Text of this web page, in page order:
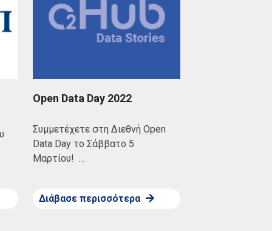
Open Data Day 2022
Συμμετέχετε στη Διεθνή Open
Data Day το Σάββατο 5
Μαρτίου! …
Διάβασε περισσότερα